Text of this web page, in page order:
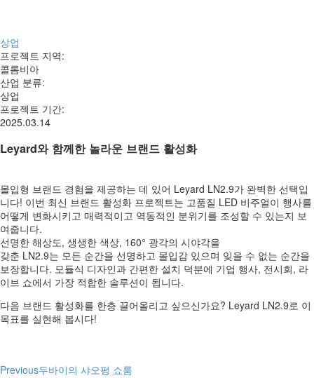
상업
프로젝트 지역:
콜롬비아
산업 분류:
상업
프로젝트 기간:
2025.03.14
Leyard와 함께한 놀라운 브랜드 활성화
몰입형 브랜드 경험을 제공하는 데 있어 Leyard LN2.9가 완벽한 선택입
니다! 이번 최신 브랜드 활성화 프로젝트는 고품질 LED 비주얼이 행사를
어떻게 변화시키고 매력적이고 역동적인 분위기를 조성할 수 있는지 보
여줍니다.
선명한 해상도, 생생한 색상, 160° 광각의 시야각을
갖춘 LN2.9는 모든 순간을 선명하고 몰입감 있으며 잊을 수 없는 순간을
보장합니다. 모듈식 디자인과 간편한 설치 덕분에 기업 행사, 전시회, 라
이브 쇼에서 가장 적합한 솔루션이 됩니다.
다음 브랜드 활성화를 한층 끌어올리고 싶으신가요? Leyard LN2.9로 이
목표를 실현해 봅시다!
Previous두바이의 샤오펑 쇼룸